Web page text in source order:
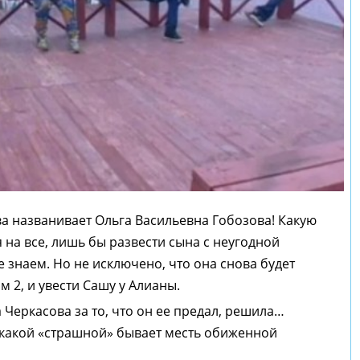
Ольга Васильевна Гобозова! Какую
все, лишь бы развести сына с неугодной
Но не исключено, что она снова будет
2, и увести Сашу у Алианы.
за то, что он ее предал, решила…
«страшной» бывает месть обиженной